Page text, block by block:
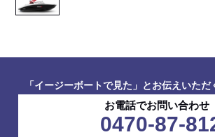
「イージーボートで見た」とお伝えいた
お電話でお問い合わせ
0470-87-